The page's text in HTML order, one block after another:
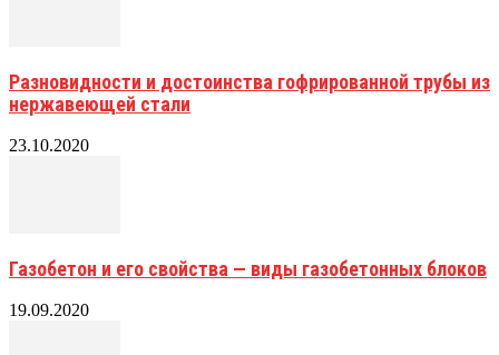
Разновидности и достоинства гофрированной трубы из
нержавеющей стали
23.10.2020
Газобетон и его свойства — виды газобетонных блоков
19.09.2020